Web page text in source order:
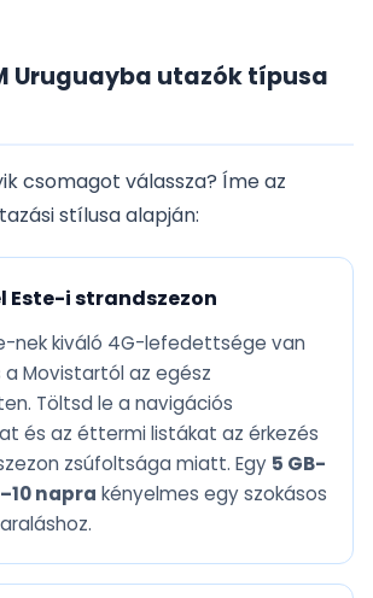
Uruguayba utazók típusa
csomagot válassza? Íme az
stílusa alapján:
Este-i strandszezon
nek kiváló 4G-lefedettsége van
Movistartól az egész
Töltsd le a navigációs
és az éttermi listákat az érkezés
zsúfoltsága miatt. Egy 5 GB-
napra kényelmes egy szokásos